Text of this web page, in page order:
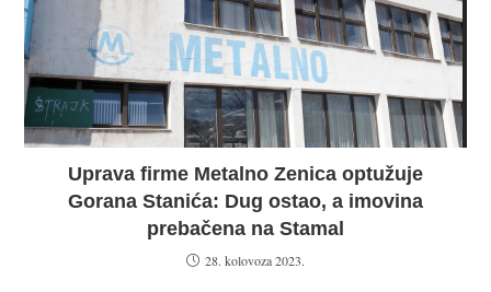
Uprava firme Metalno Zenica optužuje
Gorana Stanića: Dug ostao, a imovina
prebačena na Stamal
28. kolovoza 2023.